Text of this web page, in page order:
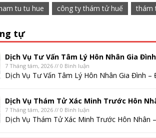
tu tu hue công ty thám tử huế thám
tự
Dịch Vụ Tư Vấn Tâm Lý Hôn Nhân Gia Đình
7 Tháng tám, 2026 // 0 Bình luận
Dịch Vụ Tư Vấn Tâm Lý Hôn Nhân Gia Đình –
Dịch Vụ Thám Tử Xác Minh Trước Hôn
7 Tháng tám, 2026 // 0 Bình luận
Dịch Vụ Thám Tử Xác Minh Trước Hôn Nhân